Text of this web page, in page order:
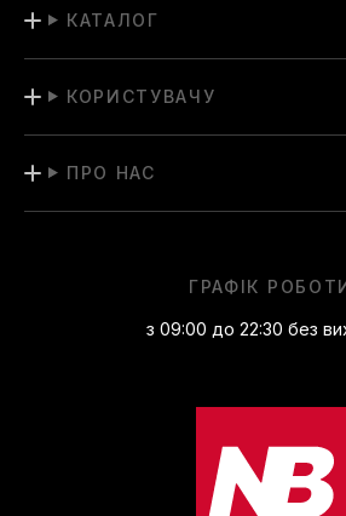
КАТАЛОГ
КОРИСТУВАЧУ
ПРО НАС
ГРАФІК
з 09:00 до 22:30 без